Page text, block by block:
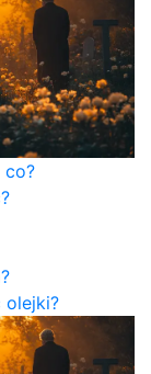
co?
olejki?